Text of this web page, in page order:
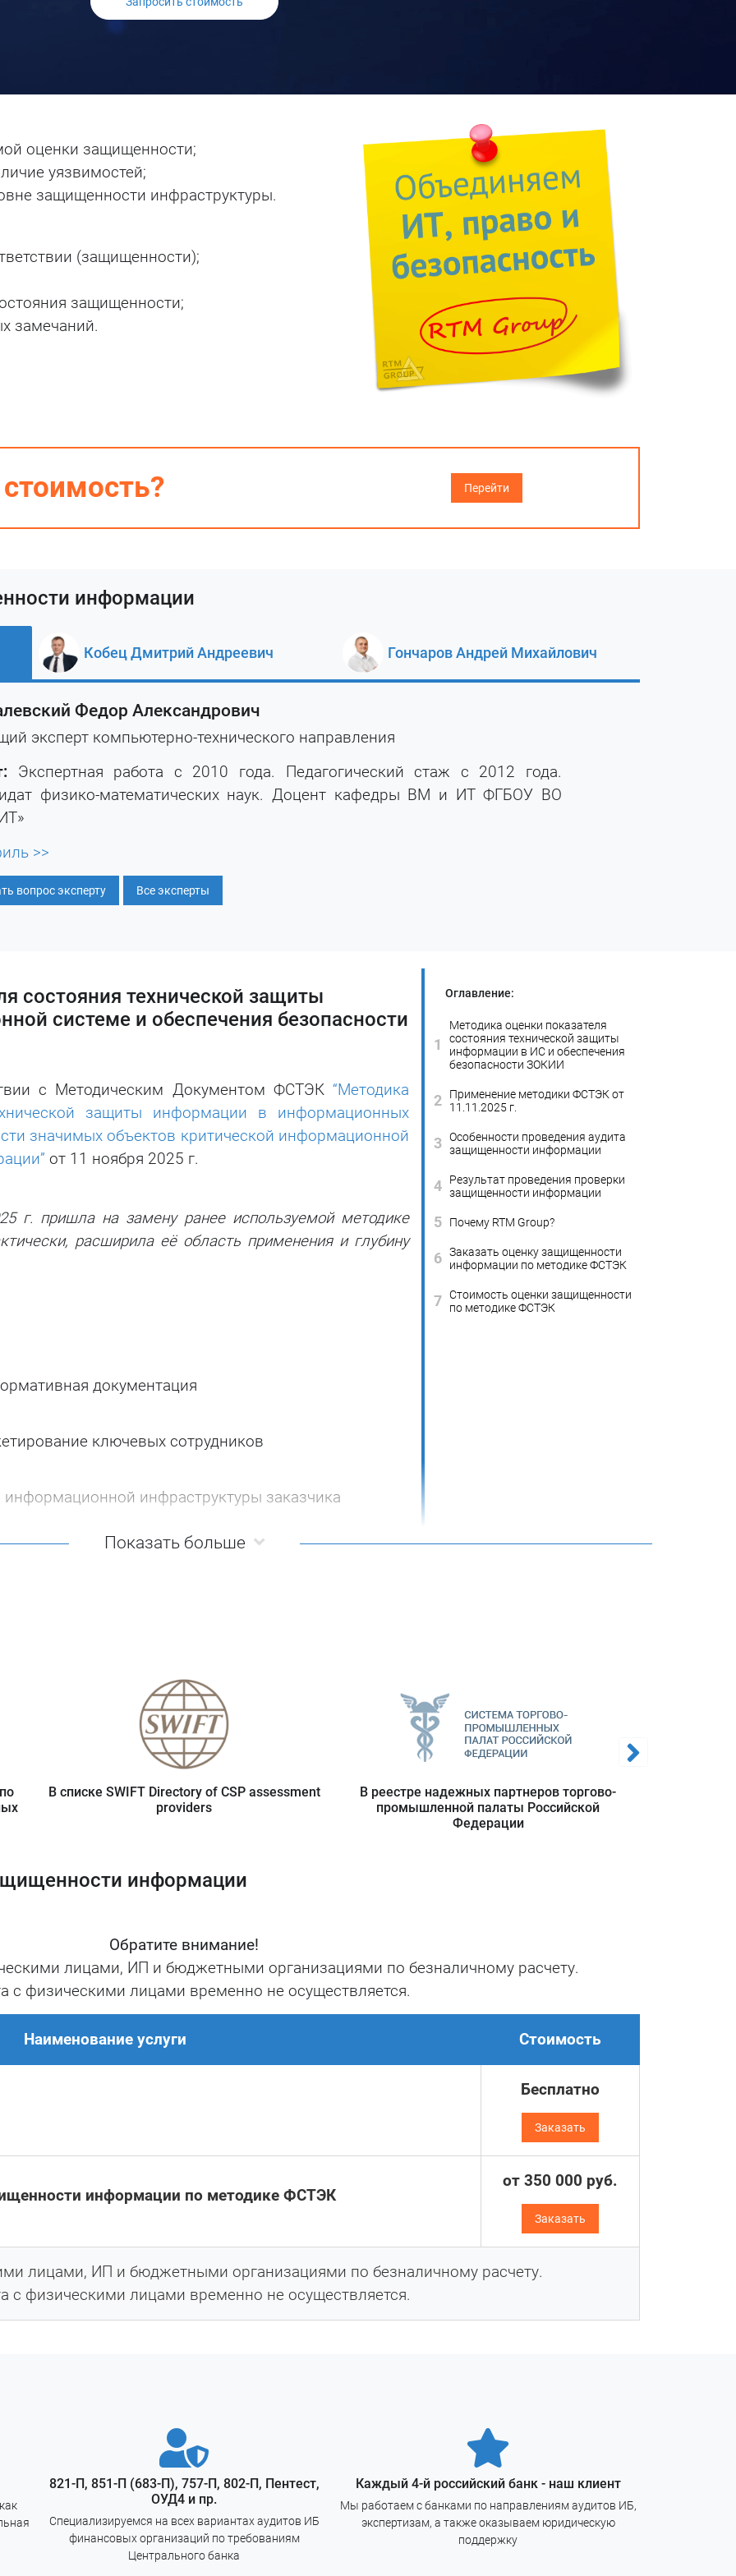
Тестирование на
оценки защищенности;
уязвимостей;
защищенности инфраструктуры.
(защищенности);
защищенности;
замечаний.
Перейти
информации
Кобец Дмитрий Андреевич Гончаров Андрей Михайлович
Федор Александрович
эксперт компьютерно-технического направления
Экспертная работа с 2010 года. Педагогический стаж с 2012 года.
физико-математических наук. Доцент кафедры ВМ и ИТ ФГБОУ ВО
>>
вопрос эксперту Все эксперты
состояния технической защиты
системе и обеспечения безопасности
с Методическим Документом ФСТЭК “Методика
защиты информации в информационных
значимых объектов критической информационной
от 11 ноября 2025 г.
г. пришла на замену ранее используемой методике
расширила её область применения и глубину
документация
ключевых сотрудников
информационной инфраструктуры заказчика
её государственными регуляторами в
организациями для самооценки.
основе в отношении собственных значимых
внешних проверок субъектов КИИ
защищенности информации
документарная проверка
заказчика.
список свидетельств, который необходимо
защищенности информационной инфраструктуры.
защищенности информации
работ
состояния защищенности
команда также формирует план исправления
Оглавление:
1
Методика оценки показателя
состояния технической защиты
информации в ИС и обеспечения
безопасности ЗОКИИ
2
Применение методики ФСТЭК от
11.11.2025 г.
3 Особенности проведения аудита
защищенности информации
4
Результат проведения проверки
защищенности информации
5 Почему RTM Group?
6 Заказать оценку защищенности
информации по методике ФСТЭК
7 Стоимость оценки защищенности
по методике ФСТЭК
Показать больше
В списке SWIFT Directory of CSP assessment
providers
В реестре надежных партнеров торгово-
промышленной палаты Российской
Федерации
информации
Обратите внимание!
лицами, ИП и бюджетными организациями по безналичному расчету.
с физическими лицами временно не осуществляется.
Наименование услуги Стоимость
Бесплатно
Заказать
информации по методике ФСТЭК
от 350 000 руб.
Заказать
лицами, ИП и бюджетными организациями по безналичному расчету.
с физическими лицами временно не осуществляется.
821-П, 851-П (683-П), 757-П, 802-П, Пентест,
ОУД4 и пр.
Специализируемся на всех вариантах аудитов ИБ
финансовых организаций по требованиям
Центрального банка
Каждый 4-й российский банк - наш клиент
Мы работаем с банками по направлениям аудитов ИБ,
экспертизам, а также оказываем юридическую
поддержку